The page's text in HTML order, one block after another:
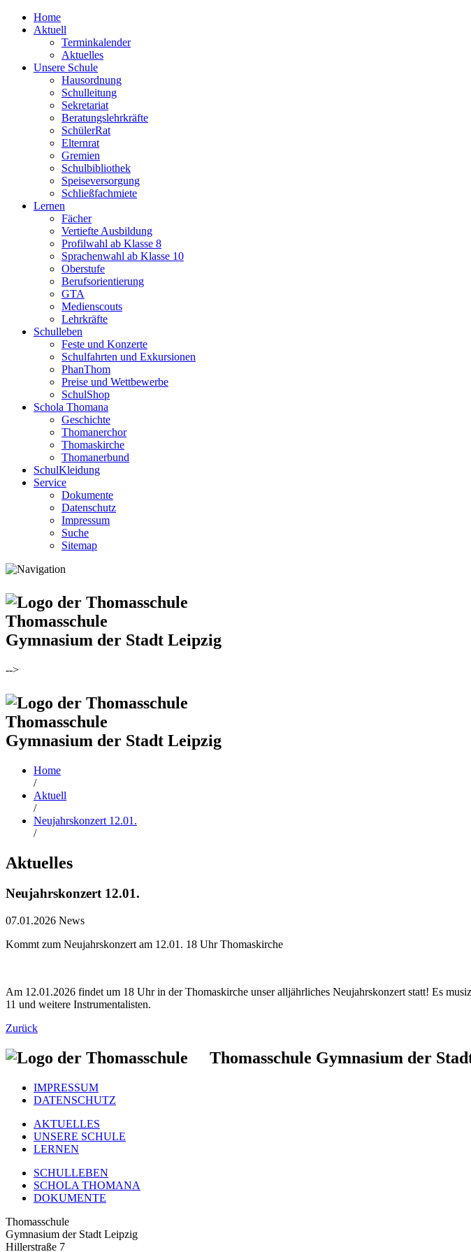
Home
Aktuell
Terminkalender
Aktuelles
Unsere Schule
Hausordnung
Schulleitung
Sekretariat
Beratungslehrkräfte
SchülerRat
Elternrat
Gremien
Schulbibliothek
Speiseversorgung
Schließfachmiete
Lernen
Fächer
Vertiefte Ausbildung
Profilwahl ab Klasse 8
Sprachenwahl ab Klasse 10
Oberstufe
Berufsorientierung
GTA
Medienscouts
Lehrkräfte
Schulleben
Feste und Konzerte
Schulfahrten und Exkursionen
PhanThom
Preise und Wettbewerbe
SchulShop
Schola Thomana
Geschichte
Thomanerchor
Thomaskirche
Thomanerbund
SchulKleidung
Service
Dokumente
Datenschutz
Impressum
Suche
Sitemap
Thomasschule
Gymnasium der Stadt Leipzig
-->
Thomasschule
Gymnasium der Stadt Leipzig
Home
/
Aktuell
/
Neujahrskonzert 12.01.
/
Aktuelles
Neujahrskonzert 12.01.
07.01.2026 News
Kommt zum Neujahrskonzert am 12.01. 18 Uhr Thomaskirche
Am 12.01.2026 findet um 18 Uhr in der Thomaskirche unser alljährliches Neujahrskonzert statt! Es
11 und weitere Instrumentalisten.
Zurück
Thomasschule Gymnasium der
IMPRESSUM
DATENSCHUTZ
AKTUELLES
UNSERE SCHULE
LERNEN
SCHULLEBEN
SCHOLA THOMANA
DOKUMENTE
Thomasschule
Gymnasium der Stadt Leipzig
Hillerstraße 7